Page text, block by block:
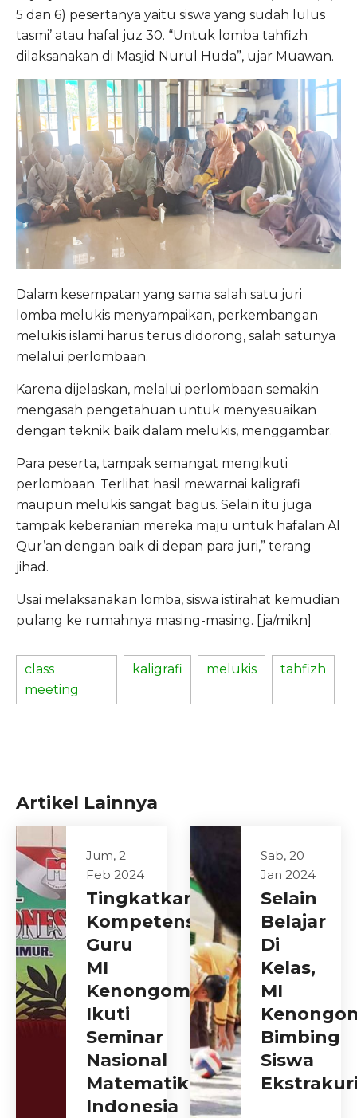
5 dan 6) pesertanya yaitu siswa yang sudah lulus
tasmi’ atau hafal juz 30. “Untuk lomba tahfizh
dilaksanakan di Masjid Nurul Huda”, ujar Muawan.
Dalam kesempatan yang sama salah satu juri
lomba melukis menyampaikan, perkembangan
melukis islami harus terus didorong, salah satunya
melalui perlombaan.
Karena dijelaskan, melalui perlombaan semakin
mengasah pengetahuan untuk menyesuaikan
dengan teknik baik dalam melukis, menggambar.
Para peserta, tampak semangat mengikuti
perlombaan. Terlihat hasil mewarnai kaligrafi
maupun melukis sangat bagus. Selain itu juga
tampak keberanian mereka maju untuk hafalan Al
Qur’an dengan baik di depan para juri,” terang
jihad.
Usai melaksanakan lomba, siswa istirahat kemudian
pulang ke rumahnya masing-masing. [ja/mikn]
class
meeting
kaligrafi melukis tahfizh
Artikel Lainnya
Jum, 2
Feb 2024
Tingkatkan
Kompetensi,
Guru
MI
Kenongomulyo
Ikuti
Seminar
Nasional
Matematika
Indonesia
Sab, 20
Jan 2024
Selain
Belajar
Di
Kelas,
MI
Bimbing
Siswa